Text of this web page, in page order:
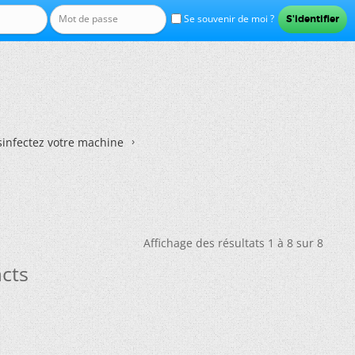
Se souvenir de moi ?
votre machine
Affichage des résultats 1 à 8 sur 8